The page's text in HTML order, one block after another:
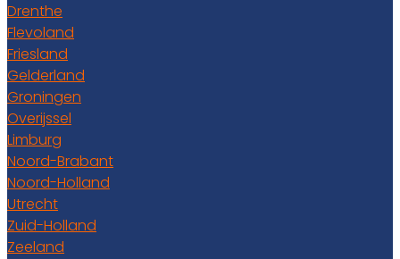
Drenthe
Flevoland
Friesland
Gelderland
Groningen
Overijssel
Limburg
Noord-Brabant
Noord-Holland
Utrecht
Zuid-Holland
Zeeland